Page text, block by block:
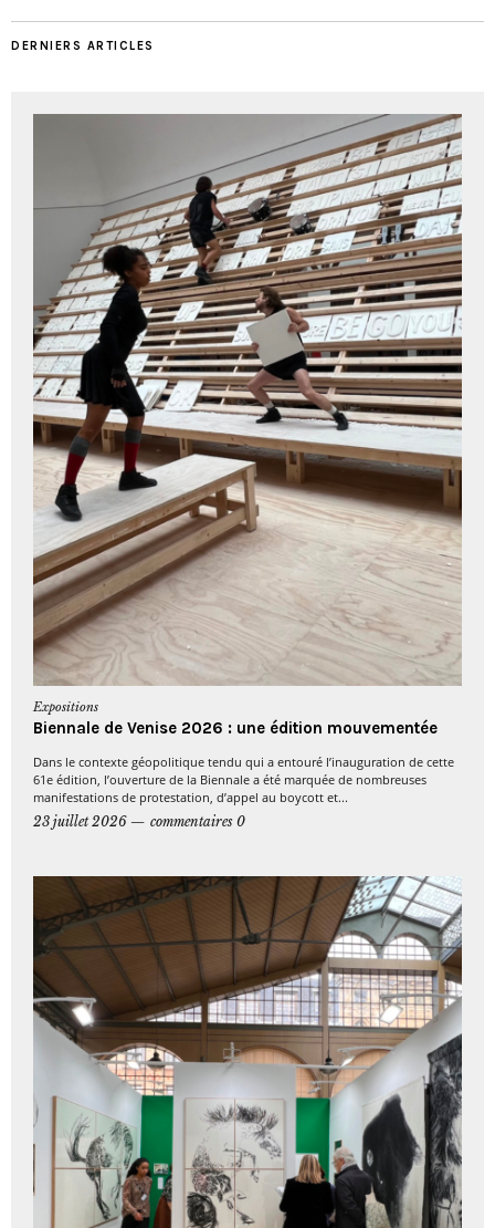
DERNIERS ARTICLES
Expositions
Biennale de Venise 2026 : une édition mouvementée
Dans le contexte géopolitique tendu qui a entouré l’inauguration de cette
61e édition, l’ouverture de la Biennale a été marquée de nombreuses
manifestations de protestation, d’appel au boycott et...
23 juillet 2026
commentaires 0